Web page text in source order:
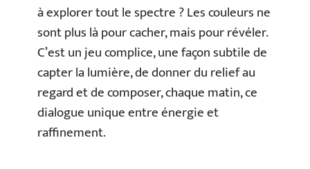
à explorer tout le spectre ? Les couleurs ne
sont plus là pour cacher, mais pour révéler.
C’est un jeu complice, une façon subtile de
capter la lumière, de donner du relief au
regard et de composer, chaque matin, ce
dialogue unique entre énergie et
raffinement.